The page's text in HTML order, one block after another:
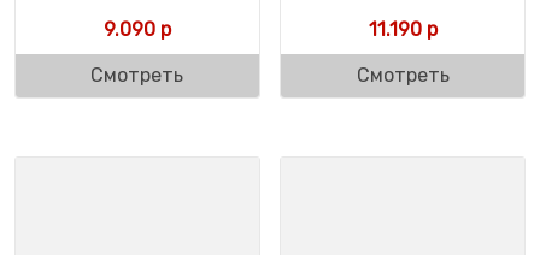
9.090р
Смотреть
11.190р
Смотреть